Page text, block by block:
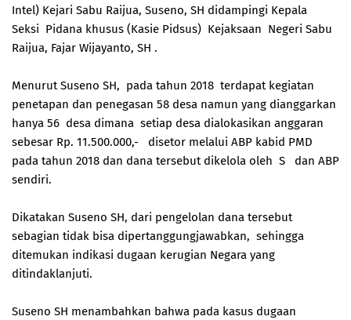
Intel) Kejari Sabu Raijua, Suseno, SH didampingi Kepala
Seksi Pidana khusus (Kasie Pidsus) Kejaksaan Negeri Sabu
Raijua, Fajar Wijayanto, SH .
Menurut Suseno SH, pada tahun 2018 terdapat kegiatan
penetapan dan penegasan 58 desa namun yang dianggarkan
hanya 56 desa dimana setiap desa dialokasikan anggaran
sebesar Rp. 11.500.000,- disetor melalui ABP kabid PMD
pada tahun 2018 dan dana tersebut dikelola oleh S dan ABP
sendiri.
Dikatakan Suseno SH, dari pengelolan dana tersebut
sebagian tidak bisa dipertanggungjawabkan, sehingga
ditemukan indikasi dugaan kerugian Negara yang
ditindaklanjuti.
Suseno SH menambahkan bahwa pada kasus dugaan